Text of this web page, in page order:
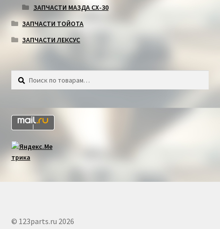
ЗАПЧАСТИ МАЗДА СХ-30
ЗАПЧАСТИ ТОЙОТА
ЗАПЧАСТИ ЛЕКСУС
Искать:
Поиск
© 123parts.ru 2026